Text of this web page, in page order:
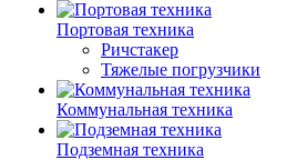
Портовая техника
Ричстакер
Тяжелые погрузчики
Коммунальная техника
Подземная техника